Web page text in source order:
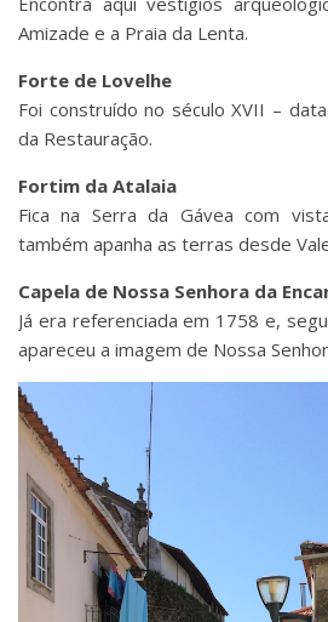
Amizade e a Praia da Lenta.
Forte de Lovelhe
Foi construído no século XVII –
da Restauração.
Fortim da Atalaia
Fica na Serra da Gávea com
também apanha as terras desde
Capela de Nossa Senhora da
Já era referenciada em 1758 e,
apareceu a imagem de Nossa